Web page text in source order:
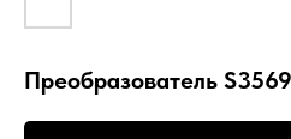
Преобразователь